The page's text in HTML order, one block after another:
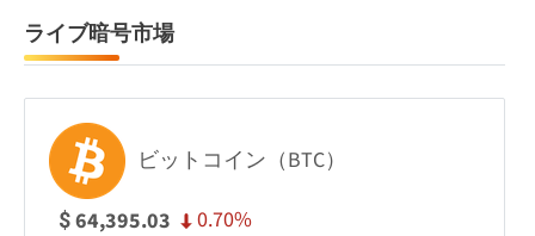
ライブ暗号市場
ビットコイン（BTC）
$64,395.03 0.70%